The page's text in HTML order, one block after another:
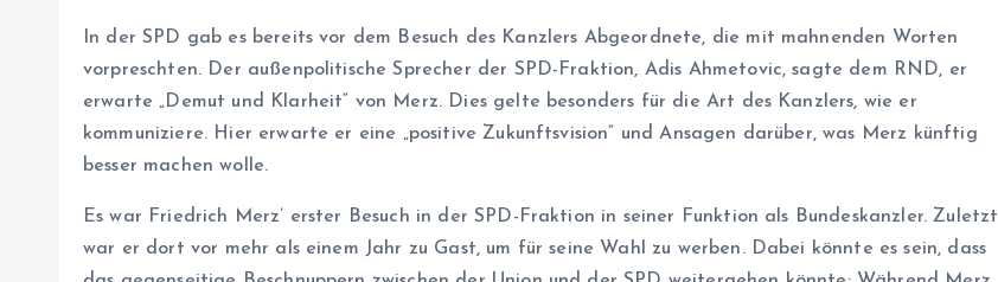
In der SPD gab es bereits vor dem Besuch des Kanzlers Abgeordnete, die mit mahnenden Worten
vorpreschten. Der außenpolitische Sprecher der SPD-Fraktion, Adis Ahmetovic, sagte dem RND, er
erwarte „Demut und Klarheit“ von Merz. Dies gelte besonders für die Art des Kanzlers, wie er
kommuniziere. Hier erwarte er eine „positive Zukunftsvision“ und Ansagen darüber, was Merz künftig
besser machen wolle.
Es war Friedrich Merz’ erster Besuch in der SPD-Fraktion in seiner Funktion als Bundeskanzler. Zuletzt
war er dort vor mehr als einem Jahr zu Gast, um für seine Wahl zu werben. Dabei könnte es sein, dass